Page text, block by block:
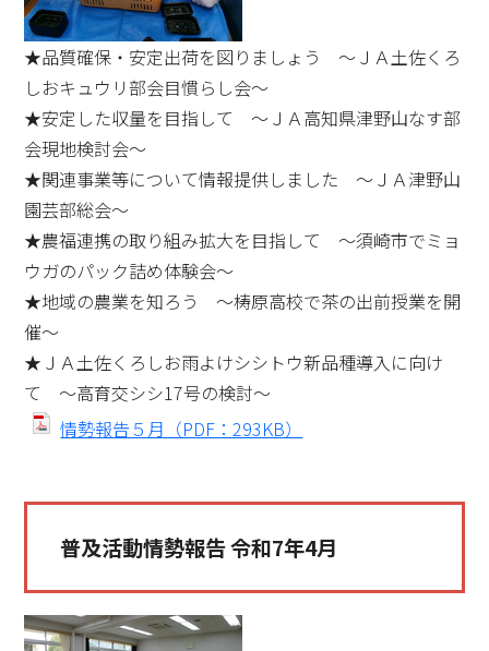
★品質確保・安定出荷を図りましょう ～ＪＡ土佐くろ
しおキュウリ部会目慣らし会～
★安定した収量を目指して ～ＪＡ高知県津野山なす部
会現地検討会～
★関連事業等について情報提供しました ～ＪＡ津野山
園芸部総会～
★農福連携の取り組み拡大を目指して ～須崎市でミョ
ウガのパック詰め体験会～
★地域の農業を知ろう ～梼原高校で茶の出前授業を開
催～
★ＪＡ土佐くろしお雨よけシシトウ新品種導入に向け
て ～高育交シシ17号の検討～
情勢報告５月（PDF：293KB）
普及活動情勢報告 令和7年4月